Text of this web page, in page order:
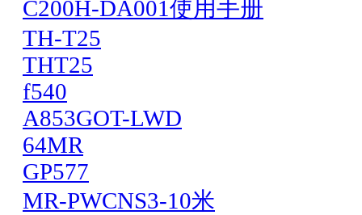
C200H-DA001使用手册
TH-T25
THT25
f540
A853GOT-LWD
64MR
GP577
MR-PWCNS3-10米